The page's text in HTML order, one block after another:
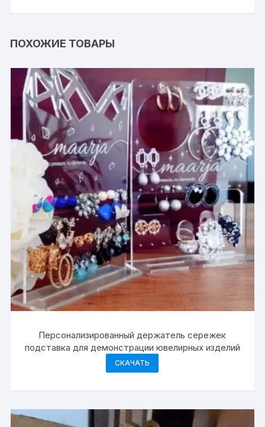
ПОХОЖИЕ ТОВАРЫ
Персонализированный держатель сережек
подставка для демонстрации ювелирных изделий
СКАЧАТЬ